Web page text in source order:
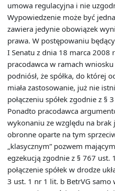
umowa regulacyjna i nie
Wypowiedzenie może być
zawiera jedynie obowiązek
prawa. W postępowaniu
I Senatu z dnia 18 marca 2008
pracodawca w ramach
podniósł, że spółka, do której
miała zastosowanie, już nie
połączeniu spółek zgodnie z §
Ponadto pracodawca
wykonaniu ze względu na brak
obronne oparte na tym
„klasycznym” pozwem
egzekucją zgodnie z § 767 ust.
połączenie spółek w drodze
3 ust. 1 nr 1 lit. b BetrVG